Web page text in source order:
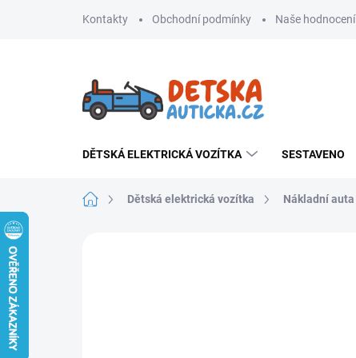
Kontakty Obchodní podmínky Naše hodnocení
DĚTSKÁ ELEKTRICKÁ VOZÍTKA SESTAVENO
Domů Dětská elektrická vozítka Nákladní auta